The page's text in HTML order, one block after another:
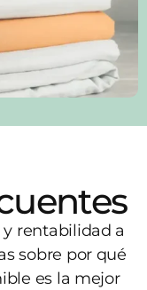
rentabilidad a
sobre por qué
es la mejor